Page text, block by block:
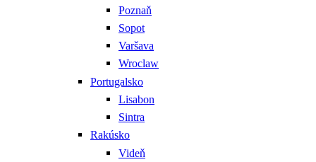
Poznaň
Sopot
Varšava
Wroclaw
Portugalsko
Lisabon
Sintra
Rakúsko
Videň